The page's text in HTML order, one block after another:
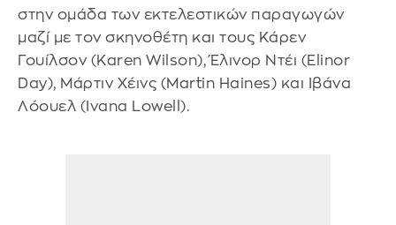
στην ομάδα των εκτελεστικών παραγωγών
μαζί με τον σκηνοθέτη και τους Κάρεν
Γουίλσον (Karen Wilson), Έλινoρ Ντέι (Elinor
Day), Μάρτιν Χέινς (Martin Haines) και Ιβάνα
Λόουελ (Ivana Lowell).